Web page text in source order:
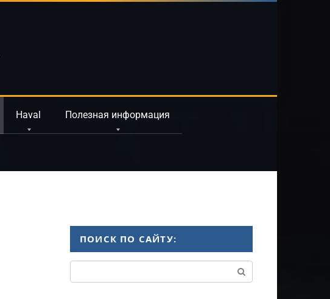
Haval Полезная информация
ПОИСК ПО САЙТУ: